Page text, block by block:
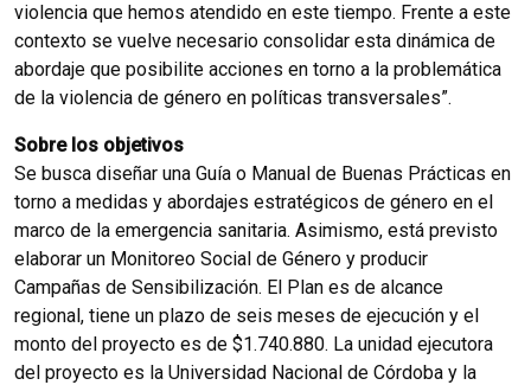
violencia que hemos atendido en este tiempo. Frente a este
contexto se vuelve necesario consolidar esta dinámica de
abordaje que posibilite acciones en torno a la problemática
de la violencia de género en políticas transversales”.
Sobre los objetivos
Se busca diseñar una Guía o Manual de Buenas Prácticas en
torno a medidas y abordajes estratégicos de género en el
marco de la emergencia sanitaria. Asimismo, está previsto
elaborar un Monitoreo Social de Género y producir
Campañas de Sensibilización. El Plan es de alcance
regional, tiene un plazo de seis meses de ejecución y el
monto del proyecto es de $1.740.880. La unidad ejecutora
del proyecto es la Universidad Nacional de Córdoba y la